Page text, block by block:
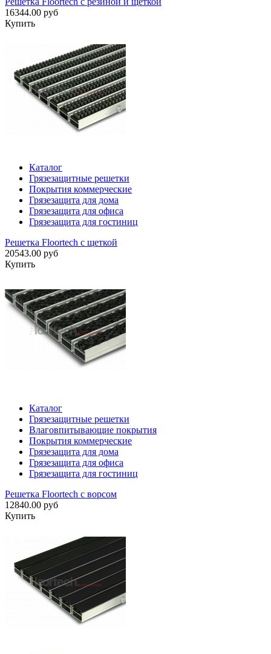
16344.00 руб
Купить
Каталог
Грязезащитные решетки
Покрытия коммерческие
Грязезащита для дома
Грязезащита для офиса
Грязезащита для гостиниц
Решетка Floortech с щеткой
20543.00 руб
Купить
Каталог
Грязезащитные решетки
Влаговпитывающие покрытия
Покрытия коммерческие
Грязезащита для дома
Грязезащита для офиса
Грязезащита для гостиниц
Решетка Floortech с ворсом
12840.00 руб
Купить